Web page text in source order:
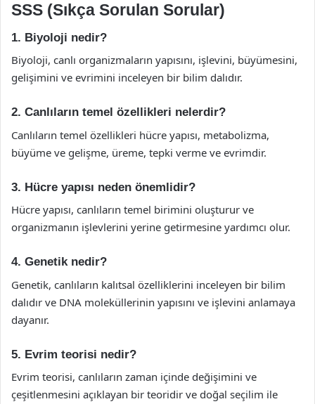
SSS (Sıkça Sorulan Sorular)
1. Biyoloji nedir?
Biyoloji, canlı organizmaların yapısını, işlevini, büyümesini,
gelişimini ve evrimini inceleyen bir bilim dalıdır.
2. Canlıların temel özellikleri nelerdir?
Canlıların temel özellikleri hücre yapısı, metabolizma,
büyüme ve gelişme, üreme, tepki verme ve evrimdir.
3. Hücre yapısı neden önemlidir?
Hücre yapısı, canlıların temel birimini oluşturur ve
organizmanın işlevlerini yerine getirmesine yardımcı olur.
4. Genetik nedir?
Genetik, canlıların kalıtsal özelliklerini inceleyen bir bilim
dalıdır ve DNA moleküllerinin yapısını ve işlevini anlamaya
dayanır.
5. Evrim teorisi nedir?
Evrim teorisi, canlıların zaman içinde değişimini ve
çeşitlenmesini açıklayan bir teoridir ve doğal seçilim ile